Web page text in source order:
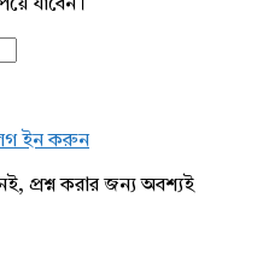
যাবেন।
ইন করুন
প্রশ্ন করার জন্য অবশ্যই